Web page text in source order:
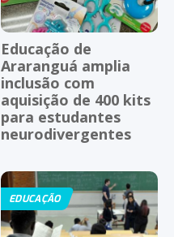
Educação de
Araranguá amplia
inclusão com
aquisição de 400 kits
para estudantes
neurodivergentes
EDUCAÇÃO